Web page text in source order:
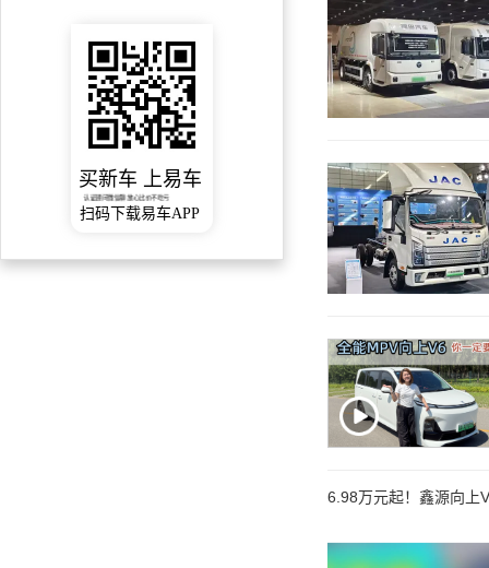
买新车 上易车
认证顾问微信聊 放心比价不吃亏
扫码下载易车APP
6.98万元起！鑫源向上